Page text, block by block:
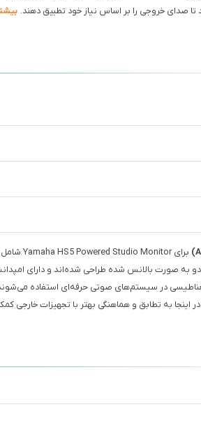
تا صدای خروجی را بر اساس نیاز خود تطبیق دهند.
در اینجا به تطابق و هماهنگی بهتر با تجهیزات خارجی